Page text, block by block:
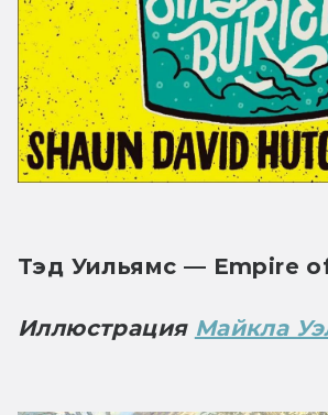
Тэд Уильямс — Empire
Иллюстрация Майкла